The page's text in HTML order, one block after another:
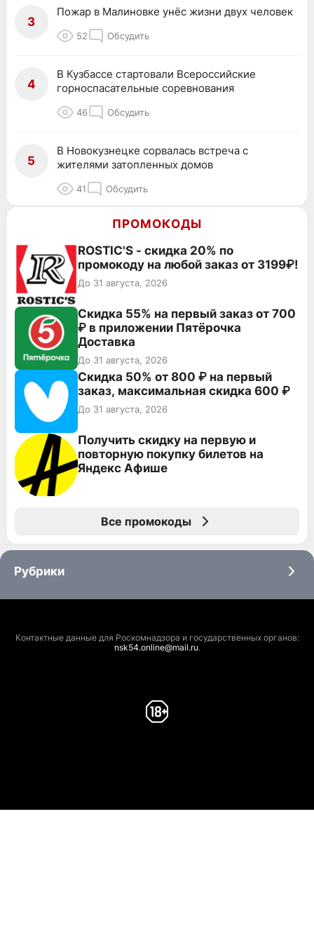
3
Пожар в Малиновке унёс жизни двух человек
52 Обсудить
4
В Кузбассе стартовали Всероссийские
горноспасательные соревнования
46 Обсудить
5
В Новокузнецке сорвалась встреча с
жителями затопленных домов
41 Обсудить
ПРОМОКОДЫ
ROSTIC'S - скидка 20% по
промокоду на любой заказ от 3199₽!
До 31 августа, 2026
Скидка 55% на первый заказ от 700
₽ в приложении Пятёрочка
Доставка
До 31 августа, 2026
Скидка 50% от 800 ₽ на первый
заказ, максимальная скидка 600 ₽
До 31 августа, 2026
Получить скидку на первую и
повторную покупку билетов на
Яндекс Афише
Все промокоды
Рубрики
Контактные данные для Роскомнадзора и государственных органов:
nsk54.online@mail.ru.